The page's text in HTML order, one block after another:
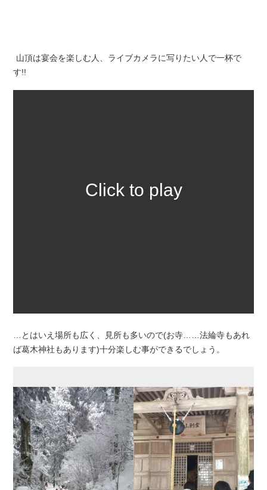
山頂は宴会を楽しむ人、ライブカメラに写りたい人で一杯で
す!!
Click to play
…とはいえ場所も広く、見所も多いので(お寺……法綸寺もあれ
ば葛木神社もあります)十分楽しむ事ができるでしょう。